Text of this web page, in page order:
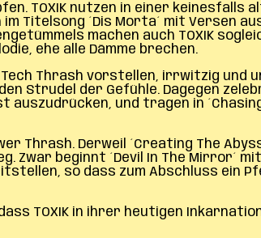
TOXIK nutzen in einer
´Dis Morta´ mit Versen
machen auch TOXIK
ehe alle Dämme brechen.
Thrash vorstellen, irrwitzig und
Strudel der Gefühle. Dagegen
und tragen in
Thrash. Derweil ´Creating The
Zwar beginnt ´Devil In The Mirror´
so dass zum Abschluss ein
TOXIK in ihrer heutigen